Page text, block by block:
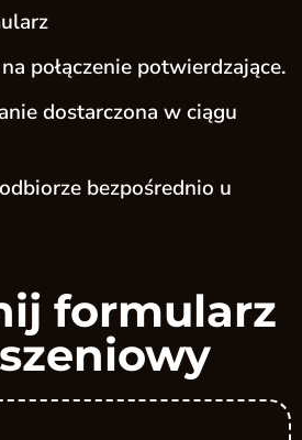
połączenie potwierdzające.
dostarczona w ciągu
bezpośrednio u
formularz